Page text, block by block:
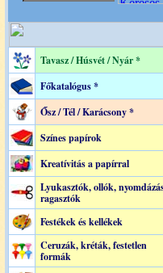
Tavasz / Húsvét / Nyár *
Főkatalógus *
Ősz / Tél / Karácsony *
Színes papírok
Kreatívitás a papírral
Lyukasztók, ollók,
ragasztók
Festékek és kellékek
Ceruzák, kréták, festetlen
formák